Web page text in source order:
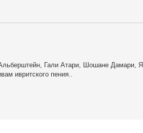
Гали Атари, Шошане
ивритского пения..